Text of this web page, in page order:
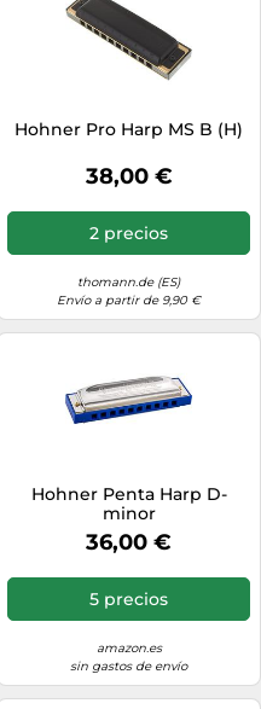
Hohner Pro Harp MS B (H)
38,00 €
2 precios
thomann.de (ES)
Envío a partir de 9,90 €
Hohner Penta Harp D-
minor
36,00 €
5 precios
amazon.es
sin gastos de envío